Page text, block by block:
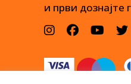
и први дознајте